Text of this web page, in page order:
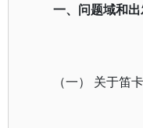
一、问题域和
（一） 关于笛